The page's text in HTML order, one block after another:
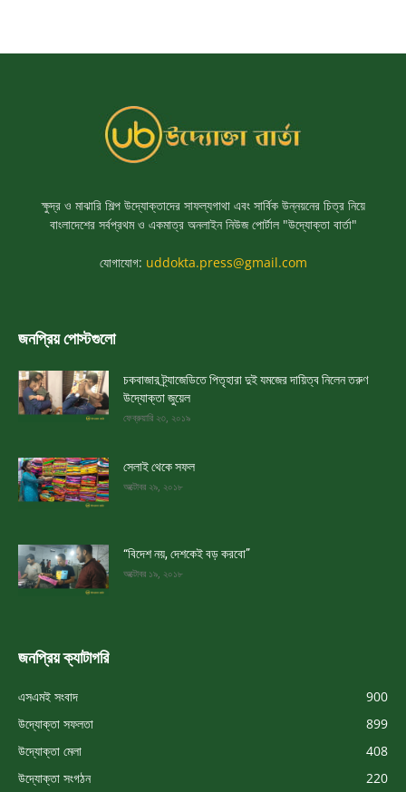
ক্ষুদ্র ও মাঝারি শিল্প উদ্যোক্তাদের সাফল্যগাথা এবং সার্বিক উন্নয়নের চিত্র নিয়ে
বাংলাদেশের সর্বপ্রথম ও একমাত্র অনলাইন নিউজ পোর্টাল "উদ্যোক্তা বার্তা"
যোগাযোগ: uddokta.press@gmail.com
জনপ্রিয় পোস্টগুলো
চকবাজার ট্র্যাজেডিতে পিতৃহারা দুই যমজের দায়িত্ব নিলেন তরুণ
উদ্যোক্তা জুয়েল
ফেব্রুয়ারি ২৩, ২০১৯
সেলাই থেকে সফল
অক্টোবর ২৯, ২০১৮
“বিদেশ নয়, দেশকেই বড় করবো”
অক্টোবর ১৯, ২০১৮
জনপ্রিয় ক্যাটাগরি
এসএমই সংবাদ
900
উদ্যোক্তা সফলতা
899
উদ্যোক্তা মেলা
408
উদ্যোক্তা সংগঠন
220